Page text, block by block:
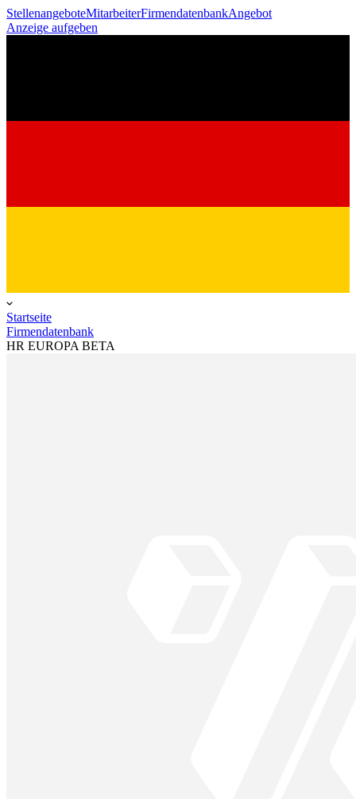
StellenangeboteMitarbeiterFirmendatenbankAngebot
Anzeige aufgeben
Startseite
Firmendatenbank
HR EUROPA BETA